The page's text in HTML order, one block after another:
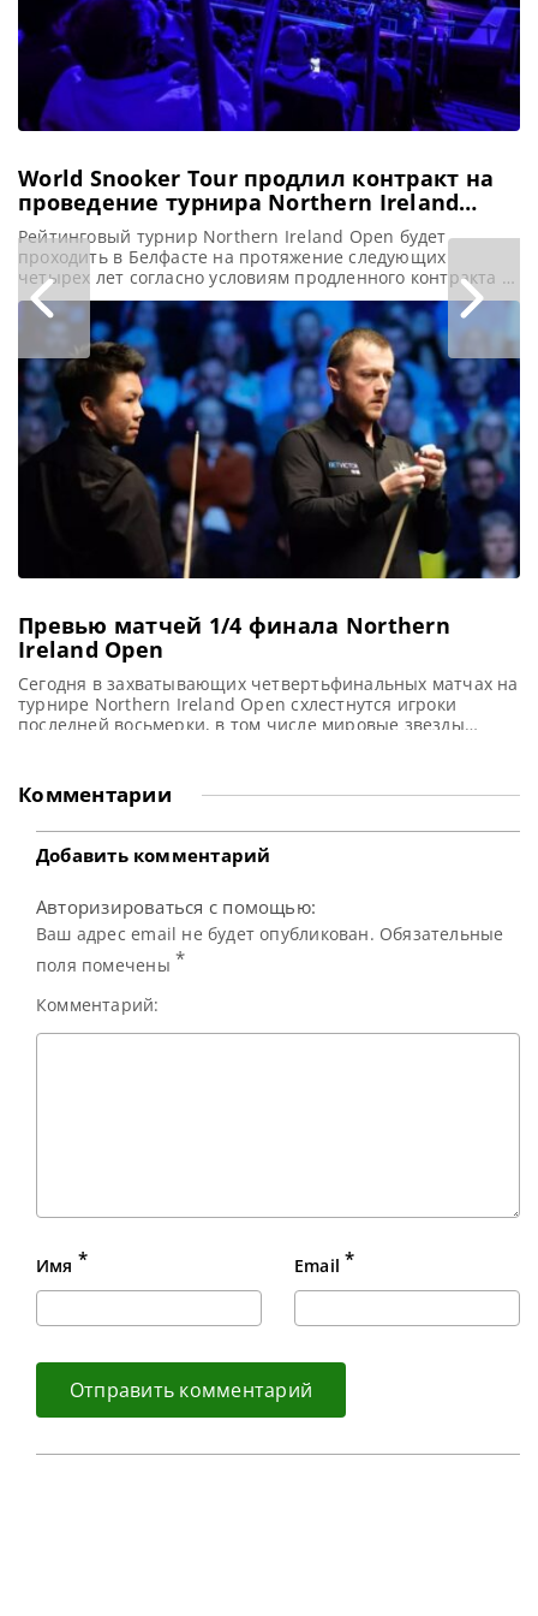
успех принес
египетскому
спортсмену не
только
континентальный
World Snooker Tour продлил контракт на
проведение турнира Northern Ireland
Open по снукеру в Белфасте
Рейтинговый турнир Northern Ireland Open будет
проходить в Белфасте на протяжение следующих
четырех лет согласно условиям продленного контракта с
World Snooker Tour, сообщает WST World Snooker Tour
(WST) официально объявил о продлении контракта на
проведение Northern Ireland Open в легендарном
Waterfront Hall в Белфасте, гарантируя его присутствие
там до 2029 года. Таким образом, знаковое место
Превью матчей 1/4 финала Northern
Ireland Open
Сегодня в захватывающих четвертьфинальных матчах на
турнире Northern Ireland Open схлестнутся игроки
последней восьмерки, в том числе мировые звезды
программе Northern Ireland Open 2025 –
четвертьфинальные поединки, которые пройдут в
пятницу в Waterfront Hall, Белфаст. На данном этапе
выступят
Комментарии
Добавить комментарий
Авторизироваться с помощью:
Ваш адрес email не будет опубликован. Обязательные
поля помечены *
Комментарий:
Имя * Email *